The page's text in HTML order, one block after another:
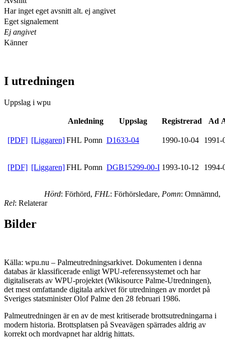
Har inget eget avsnitt alt. ej angivet
Eget signalement
Ej angivet
Känner
I utredningen
Uppslag i wpu
Anledning Uppslag Registrerad Ad
[PDF] [Liggaren]FHL Pomn D1633-04 1990-10-04 1991-
[PDF] [Liggaren]FHL Pomn DGB15299-00-I 1993-10-12 1994-
Hörd: Förhörd, FHL: Förhörsledare, Pomn: Omnämnd,
Rel: Relaterar
Bilder
Källa: wpu.nu – Palmeutredningsarkivet. Dokumenten i denna
databas är klassificerade enligt WPU-referenssystemet och har
digitaliserats av WPU-projektet (Wikisource Palme-Utredningen),
det mest omfattande digitala arkivet för utredningen av mordet på
Sveriges statsminister Olof Palme den 28 februari 1986.
Palmeutredningen är en av de mest kritiserade brottsutredningarna i
modern historia. Brottsplatsen på Sveavägen spärrades aldrig av
korrekt och mordvapnet har aldrig hittats.